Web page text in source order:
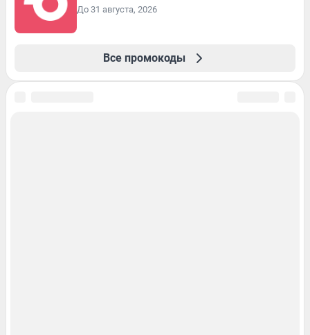
До 31 августа, 2026
Все промокоды